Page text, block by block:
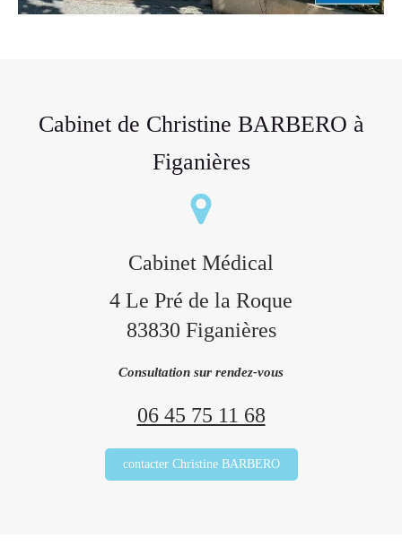
Cabinet de Christine BARBERO à
Figanières
Cabinet Médical
4 Le Pré de la Roque
83830 Figanières
Consultation sur rendez-vous
06 45 75 11 68
contacter Christine BARBERO